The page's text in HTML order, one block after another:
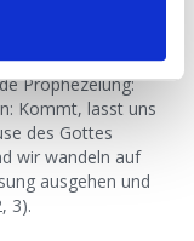
die Nationen
ihren Nächsten
Prophezeiung:
Kommt, lasst uns
des Gottes
wir wandeln auf
ausgehen und
3).